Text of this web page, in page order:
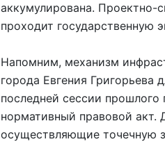
аккумулирована. Проектно-
проходит государственную
Напомним, механизм
города Евгения
последней сессии
нормативный правовой акт.
осуществляющие точечную